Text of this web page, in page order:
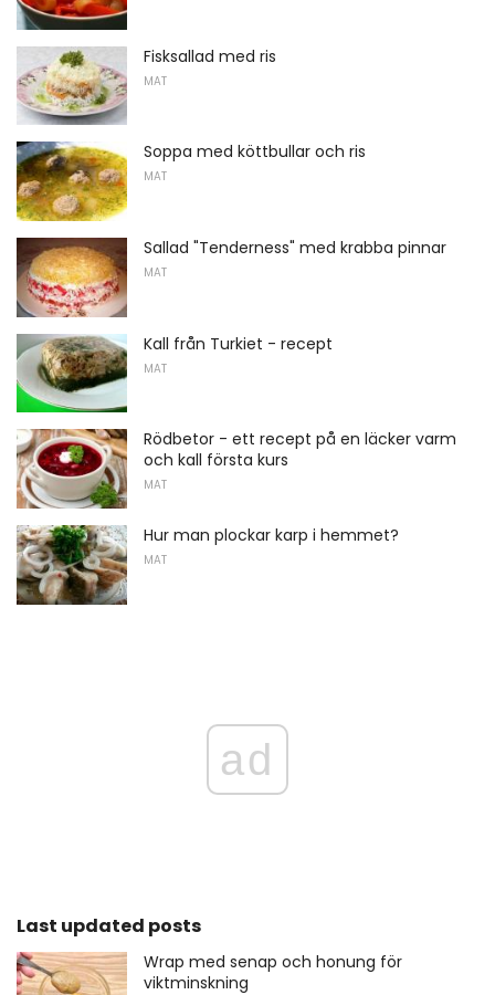
Fisksallad med ris
MAT
Soppa med köttbullar och ris
MAT
Sallad "Tenderness" med krabba pinnar
MAT
Kall från Turkiet - recept
MAT
Rödbetor - ett recept på en läcker varm
och kall första kurs
MAT
Hur man plockar karp i hemmet?
MAT
ad
Last updated posts
Wrap med senap och honung för
viktminskning